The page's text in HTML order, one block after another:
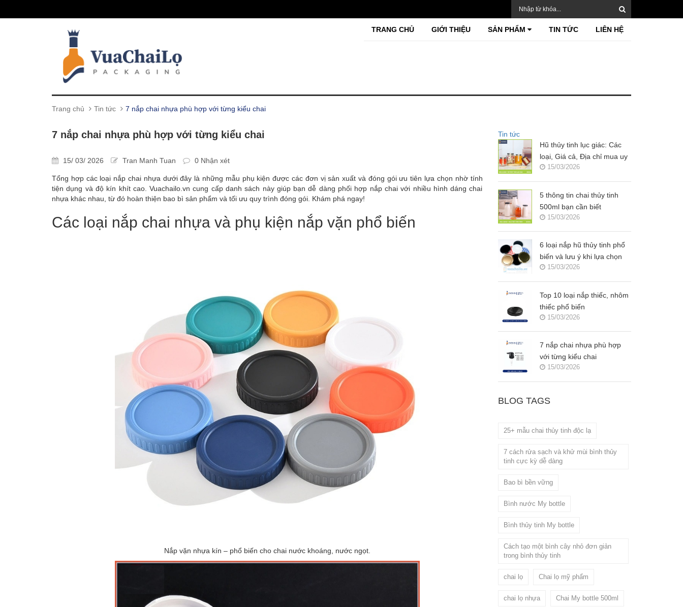
TRANG CHỦ GIỚI THIỆU SẢN PHẨM TIN TỨC LIÊN HỆ
Trang chủ Tin tức 7 nắp chai nhựa phù hợp với từng kiểu chai
7 nắp chai nhựa phù hợp với từng kiểu chai
15/ 03/ 2026 Tran Manh Tuan 0 Nhận xét
Tổng hợp các loại nắp chai nhựa dưới đây là những mẫu phụ kiện được các đơn vị sản xuất và đóng gói ưu tiên lựa chọn nhờ tính
tiện dụng và độ kín khít cao. Vuachailo.vn cung cấp danh sách này giúp bạn dễ dàng phối hợp nắp chai với nhiều hình dáng chai
nhựa khác nhau, từ đó hoàn thiện bao bì sản phẩm và tối ưu quy trình đóng gói. Khám phá ngay!
Các loại nắp chai nhựa và phụ kiện nắp vặn phổ biến
Nắp vặn nhựa kín – phổ biến cho chai nước khoáng, nước ngọt.
Tin tức
Hũ thủy tinh lục giác: Các
loại, Giá cả, Địa chỉ mua uy
tín?15/03/2026
5 thông tin chai thủy tinh
500ml bạn cần biết
15/03/2026
6 loại nắp hũ thủy tinh phổ
biến và lưu ý khi lựa chọn
15/03/2026
Top 10 loại nắp thiếc, nhôm
thiếc phổ biến
15/03/2026
7 nắp chai nhựa phù hợp
với từng kiểu chai
15/03/2026
BLOG TAGS
25+ mẫu chai thủy tinh độc lạ
7 cách rửa sạch và khử mùi bình thủy
tinh cực kỳ dễ dàng
Bao bì bền vững
Bình nước My bottle
Bình thủy tinh My bottle
Cách tạo một bình cây nhỏ đơn giản
trong bình thủy tinh
chai lọ Chai lọ mỹ phẩm
chai lọ nhựa Chai My bottle 500ml